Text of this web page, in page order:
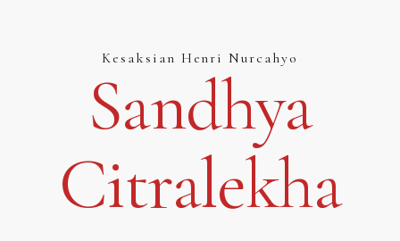
Kesaksian Henri Nurcahyo
Sandhya
Citralekha